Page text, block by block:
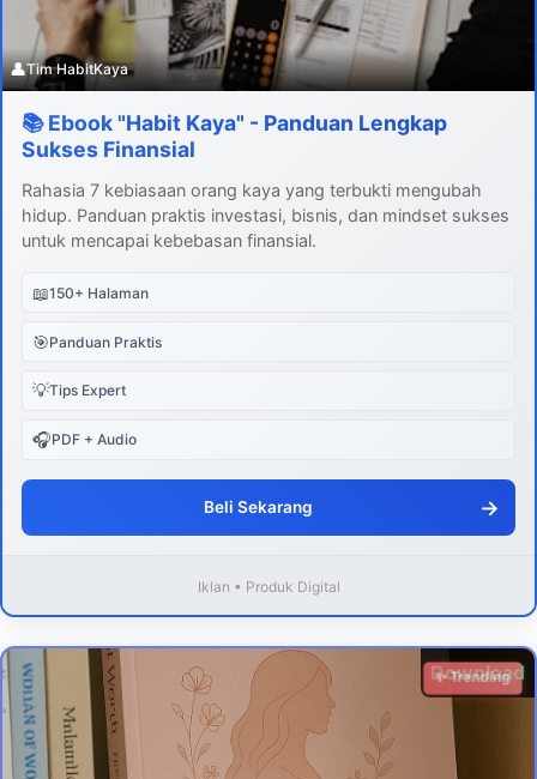
👤Tim HabitKaya
📚 Ebook "Habit Kaya" - Panduan Lengkap
Sukses Finansial
Rahasia 7 kebiasaan orang kaya yang terbukti mengubah
hidup. Panduan praktis investasi, bisnis, dan mindset sukses
untuk mencapai kebebasan finansial.
📖150+ Halaman
🎯Panduan Praktis
💡Tips Expert
🎧PDF + Audio
Beli Sekarang →
Iklan • Produk Digital
Download
✨ Trending